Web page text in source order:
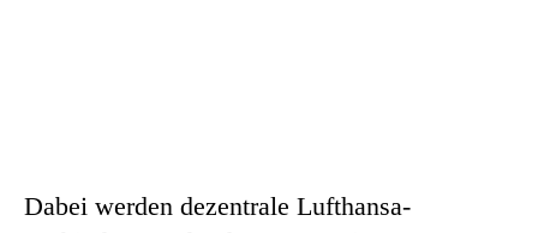
Dabei werden dezentrale Lufthansa-